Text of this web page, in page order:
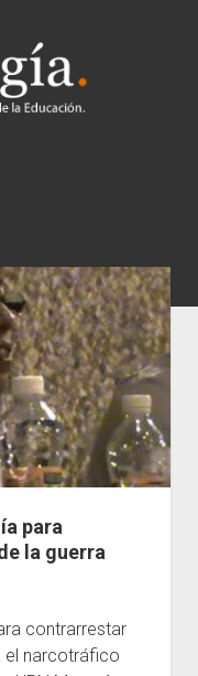
para
la guerra
contrarrestar
el narcotráfico